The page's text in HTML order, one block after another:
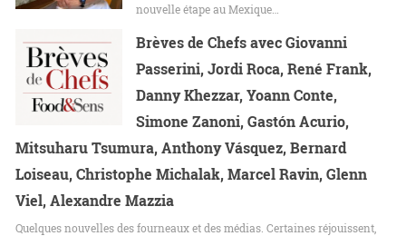
nouvelle étape au Mexique…
Brèves de Chefs avec Giovanni
Passerini, Jordi Roca, René Frank,
Danny Khezzar, Yoann Conte,
Simone Zanoni, Gastón Acurio,
Mitsuharu Tsumura, Anthony Vásquez, Bernard
Loiseau, Christophe Michalak, Marcel Ravin, Glenn
Viel, Alexandre Mazzia
Quelques nouvelles des fourneaux et des médias. Certaines réjouissent,